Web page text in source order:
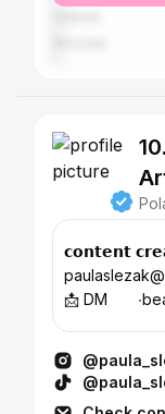
𝗰𝗼𝗻𝘁𝗲𝗻𝘁
📩 DM⠀ ⠀